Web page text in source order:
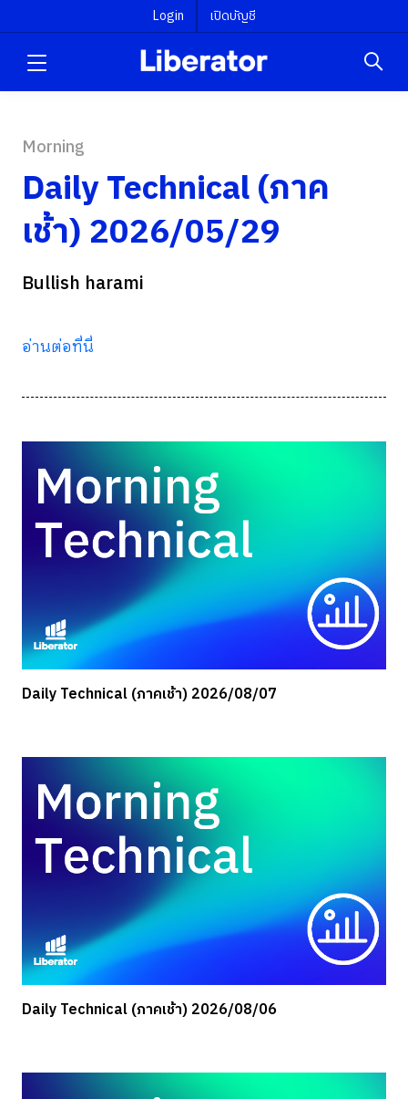
Login เปิดบัญชี
Morning
Daily Technical (ภาค
เช้า) 2026/05/29
Bullish harami
อ่านต่อที่นี่
Daily Technical (ภาคเช้า) 2026/08/07
Daily Technical (ภาคเช้า) 2026/08/06